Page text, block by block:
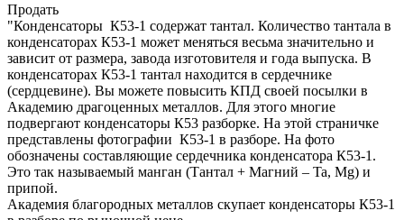
Продать
"Конденсаторы К53-1 содержат тантал. Количество тантала в
конденсаторах К53-1 может меняться весьма значительно и
зависит от размера, завода изготовителя и года выпуска. В
конденсаторах К53-1 тантал находится в сердечнике
(сердцевине). Вы можете повысить КПД своей посылки в
Академию драгоценных металлов. Для этого многие
подвергают конденсаторы К53 разборке. На этой страничке
представлены фотографии К53-1 в разборе. На фото
обозначены составляющие сердечника конденсатора К53-1.
Это так называемый манган (Тантал + Магний – Ta, Mg) и
припой.
Академия благородных металлов скупает конденсаторы К53-1